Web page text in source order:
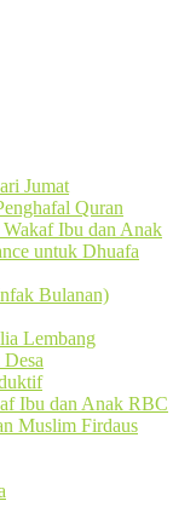
Jumat
Quran
Ibu dan Anak
untuk Dhuafa
Bulanan)
Lembang
Ibu dan Anak RBC
Muslim Firdaus